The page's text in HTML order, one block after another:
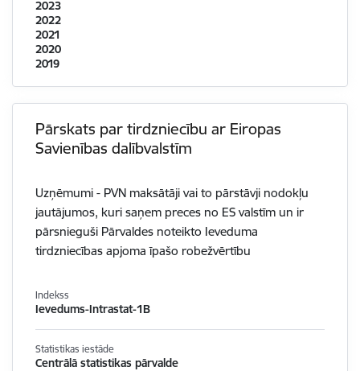
2023
2022
2021
2020
2019
Pārskats par tirdzniecību ar Eiropas
Savienības dalībvalstīm
Uzņēmumi - PVN maksātāji vai to pārstāvji nodokļu
jautājumos, kuri saņem preces no ES valstīm un ir
pārsnieguši Pārvaldes noteikto Ieveduma
tirdzniecības apjoma īpašo robežvērtību
Indekss
Ievedums-Intrastat-1B
Statistikas iestāde
Centrālā statistikas pārvalde